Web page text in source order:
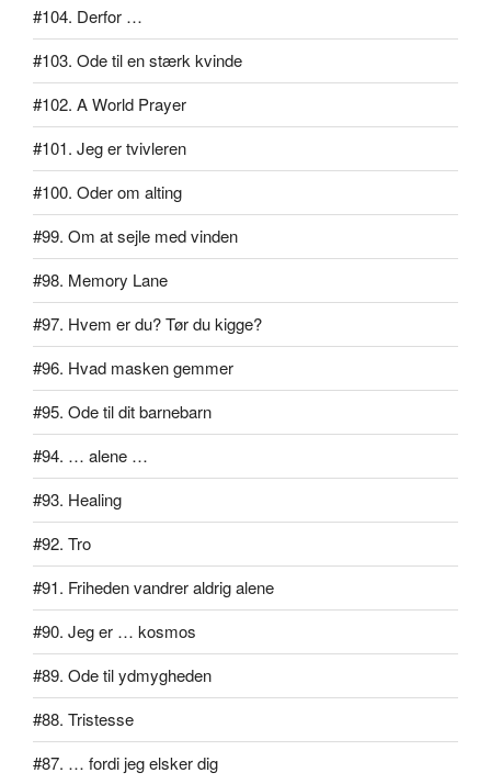
#104. Derfor …
#103. Ode til en stærk kvinde
#102. A World Prayer
#101. Jeg er tvivleren
#100. Oder om alting
#99. Om at sejle med vinden
#98. Memory Lane
#97. Hvem er du? Tør du kigge?
#96. Hvad masken gemmer
#95. Ode til dit barnebarn
#94. … alene …
#93. Healing
#92. Tro
#91. Friheden vandrer aldrig alene
#90. Jeg er … kosmos
#89. Ode til ydmygheden
#88. Tristesse
#87. … fordi jeg elsker dig